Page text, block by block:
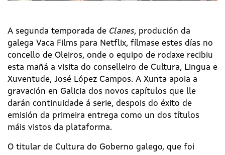
A segunda temporada de Clanes, produción da
galega Vaca Films para Netflix, fílmase estes días no
concello de Oleiros, onde o equipo de rodaxe recibiu
esta mañá a visita do conselleiro de Cultura, Lingua e
Xuventude, José López Campos. A Xunta apoia a
gravación en Galicia dos novos capítulos que lle
darán continuidade á serie, despois do éxito de
emisión da primeira entrega como un dos títulos
máis vistos da plataforma.
O titular de Cultura do Goberno galego, que foi